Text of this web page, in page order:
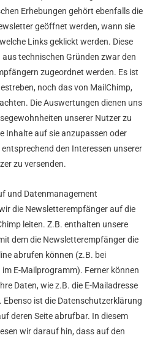
Erhebungen gehört ebenfalls die
geöffnet werden, wann sie
Links geklickt werden. Diese
technischen Gründen zwar den
zugeordnet werden. Es ist
noch das von MailChimp,
Die Auswertungen dienen uns
unserer Nutzer zu
Inhalte auf sie anzupassen oder
den Interessen unserer
zu versenden.
und Datenmanagement
die Newsletterempfänger auf die
leiten. Z.B. enthalten unsere
dem die Newsletterempfänger die
abrufen können (z.B. bei
E-Mailprogramm). Ferner können
Daten, wie z.B. die E-Mailadresse
ist die Datenschutzerklärung
deren Seite abrufbar. In diesem
wir darauf hin, dass auf den